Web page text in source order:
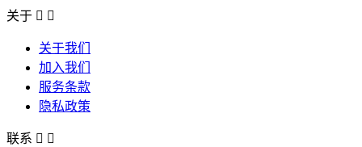
关于  
关于我们
加入我们
服务条款
隐私政策
联系  